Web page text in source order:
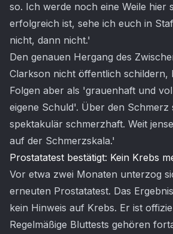
so. Ich werde noch eine Weile hier
erfolgreich ist, sehe ich euch in
nicht, dann nicht.'
Den genauen Hergang des
Clarkson nicht öffentlich schildern,
Folgen aber als 'grauenhaft und
eigene Schuld'. Über den Schmerz
spektakulär schmerzhaft. Weit
auf der Schmerzskala.'
Prostatatest bestätigt: Kein Krebs
Vor etwa zwei Monaten unterzog
erneuten Prostatatest. Das
kein Hinweis auf Krebs. Er ist
Regelmäßige Bluttests gehören